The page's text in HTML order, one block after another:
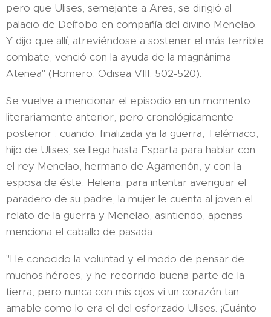
pero que Ulises, semejante a Ares, se dirigió al
palacio de Deífobo en compañía del divino Menelao.
Y dijo que allí, atreviéndose a sostener el más terrible
combate, venció con la ayuda de la magnánima
Atenea" (Homero, Odisea VIII, 502-520).
Se vuelve a mencionar el episodio en un momento
literariamente anterior, pero cronológicamente
posterior , cuando, finalizada ya la guerra, Telémaco,
hijo de Ulises, se llega hasta Esparta para hablar con
el rey Menelao, hermano de Agamenón, y con la
esposa de éste, Helena, para intentar averiguar el
paradero de su padre, la mujer le cuenta al joven el
relato de la guerra y Menelao, asintiendo, apenas
menciona el caballo de pasada:
"He conocido la voluntad y el modo de pensar de
muchos héroes, y he recorrido buena parte de la
tierra, pero nunca con mis ojos vi un corazón tan
amable como lo era el del esforzado Ulises. ¡Cuánto